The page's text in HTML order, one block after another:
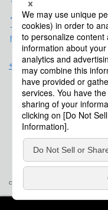
サイトマップ
Copyright © Saison Technology Co., Ltd. All